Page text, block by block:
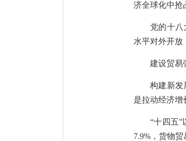
济全球化中抢
党的十八
水平对外开放
建设贸易
构建新发
是拉动经济增
“十四五”
7.9%，货物贸